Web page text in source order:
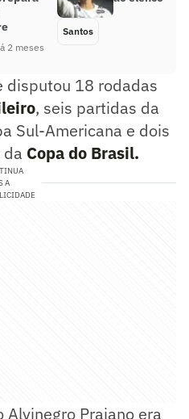
2 meses
Santos
disputou 18 rodadas
, seis partidas da
Sul-Americana e dois
Copa do Brasil.
A
Praiano era